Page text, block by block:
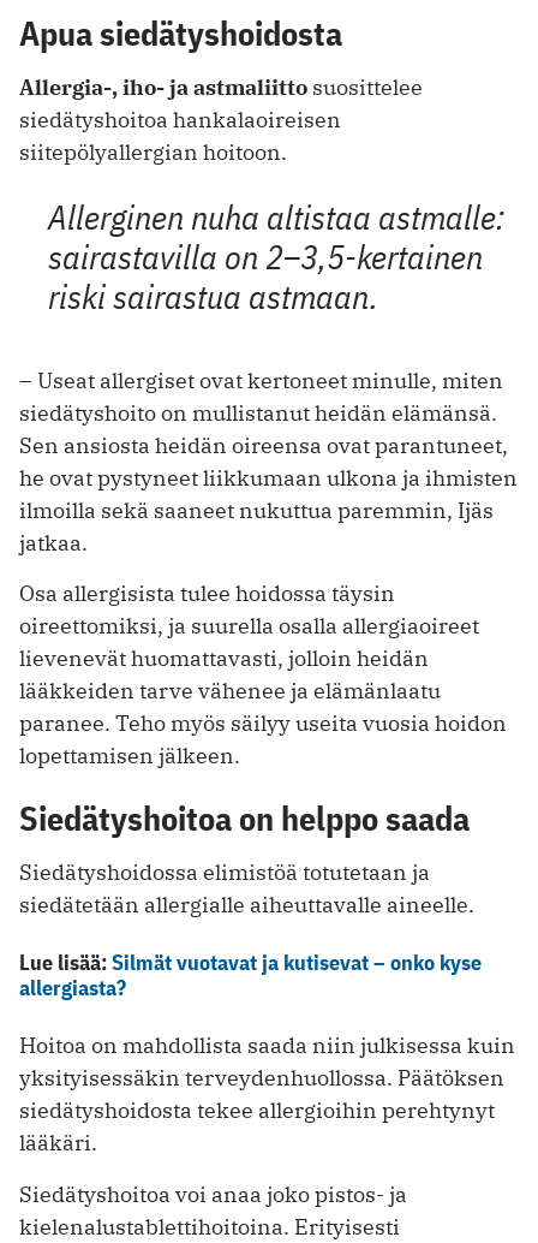
Apua siedätyshoidosta
Allergia-, iho- ja astmaliitto suosittelee
siedätyshoitoa hankalaoireisen
siitepölyallergian hoitoon.
Allerginen nuha altistaa astmalle:
sairastavilla on 2–3,5-kertainen
riski sairastua astmaan.
– Useat allergiset ovat kertoneet minulle, miten
siedätyshoito on mullistanut heidän elämänsä.
Sen ansiosta heidän oireensa ovat parantuneet,
he ovat pystyneet liikkumaan ulkona ja ihmisten
ilmoilla sekä saaneet nukuttua paremmin, Ijäs
jatkaa.
Osa allergisista tulee hoidossa täysin
oireettomiksi, ja suurella osalla allergiaoireet
lievenevät huomattavasti, jolloin heidän
lääkkeiden tarve vähenee ja elämänlaatu
paranee. Teho myös säilyy useita vuosia hoidon
lopettamisen jälkeen.
Siedätyshoitoa on helppo saada
Siedätyshoidossa elimistöä totutetaan ja
siedätetään allergialle aiheuttavalle aineelle.
Lue lisää:Silmät vuotavat ja kutisevat – onko kyse
allergiasta?
Hoitoa on mahdollista saada niin julkisessa kuin
yksityisessäkin terveydenhuollossa. Päätöksen
siedätyshoidosta tekee allergioihin perehtynyt
lääkäri.
Siedätyshoitoa voi anaa joko pistos- ja
kielenalustablettihoitoina. Erityisesti